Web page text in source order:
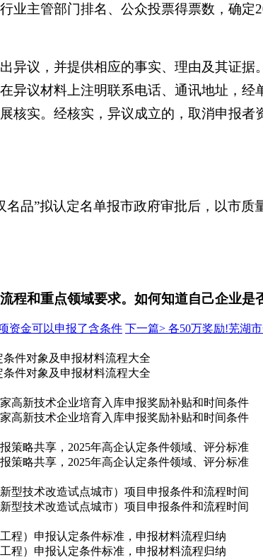
业主管部门排名、公众投票得票数，确
异议，并提供相应的事实、理由及其证
异议材料上注明联系电话、通讯地址，
核实。经核实，异议成立的，取消申报
名品”拟认定名单报市政府审批后，以市
程和重点领域要求。如何知道自己企业
资金可以申报了含条件 下一篇> 各50万奖励!芜湖
条件对象及申报材料流程大全
条件对象及申报材料流程大全
高新技术企业培育入库申报奖励补贴和时间条件
高新技术企业培育入库申报奖励补贴和时间条件
策略共享，2025年高企认定条件领域、评分标准
策略共享，2025年高企认定条件领域、评分标准
型技术改造试点城市）项目申报条件和流程时间
型技术改造试点城市）项目申报条件和流程时间
程）申报认定条件标准，申报材料流程归纳
程）申报认定条件标准，申报材料流程归纳